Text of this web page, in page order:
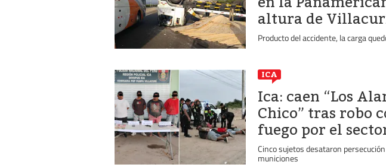
altura de
Producto del accidente, la carga
ICA
Ica: caen “Los
Chico” tras robo
fuego por el
Cinco sujetos desataron
municiones